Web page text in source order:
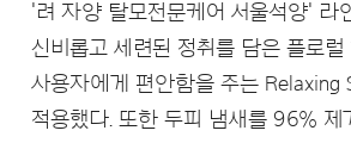
'려 자양 탈모전문케어 서울석양' 라
신비롭고 세련된 정취를 담은 플로럴
사용자에게 편안함을 주는 Relaxing
적용했다. 또한 두피 냄새를 96% 제